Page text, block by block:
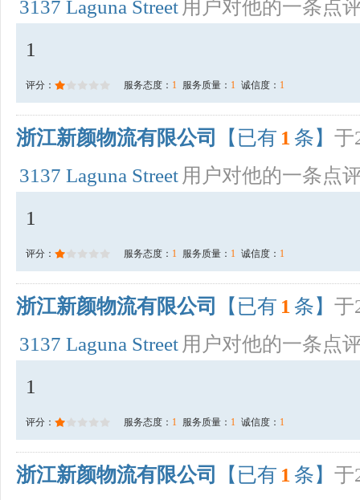
3137 Laguna Street 用户对他的一条点
1
评分： 服务态度： 1 服务质量： 1 诚信度： 1
浙江新颜物流有限公司 【已有 1 条】 于
3137 Laguna Street 用户对他的一条点
1
评分： 服务态度： 1 服务质量： 1 诚信度： 1
浙江新颜物流有限公司 【已有 1 条】 于
3137 Laguna Street 用户对他的一条点
1
评分： 服务态度： 1 服务质量： 1 诚信度： 1
浙江新颜物流有限公司 【已有 1 条】 于